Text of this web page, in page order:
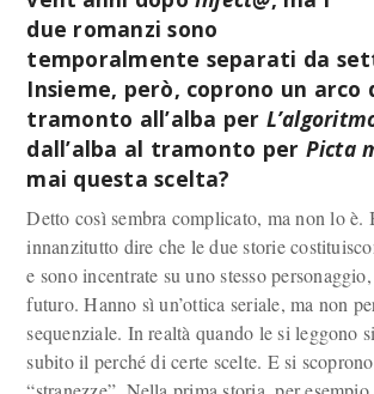
due romanzi sono
temporalmente separati da
Insieme, però, coprono un arco
tramonto all’alba per
dall’alba al tramonto per Picta
mai questa scelta?
Detto così sembra complicato, ma non lo è.
innanzitutto dire che le due storie
e sono incentrate su uno stesso
futuro. Hanno sì un’ottica seriale, ma non
sequenziale. In realtà quando le si leggono
subito il perché di certe scelte. E si